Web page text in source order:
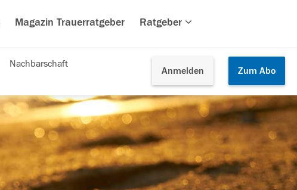
Magazin Trauerratgeber Ratgeber
Anmelden Zum Abo
Nachbarschaft